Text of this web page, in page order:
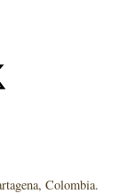
Colombia.